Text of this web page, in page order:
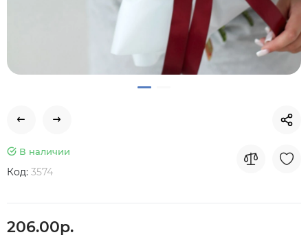
В наличии
Код: 3574
206.00р.